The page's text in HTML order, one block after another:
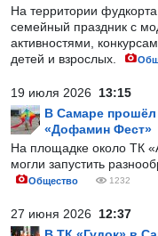
На территории
семейный праздник с
активностями,
детей и взрослых.
19 июля 2026 13:15
В Самаре
«Дофамин Фест»
На площадке около ТК
могли запустить
Общество 1232
27 июня 2026 12:37